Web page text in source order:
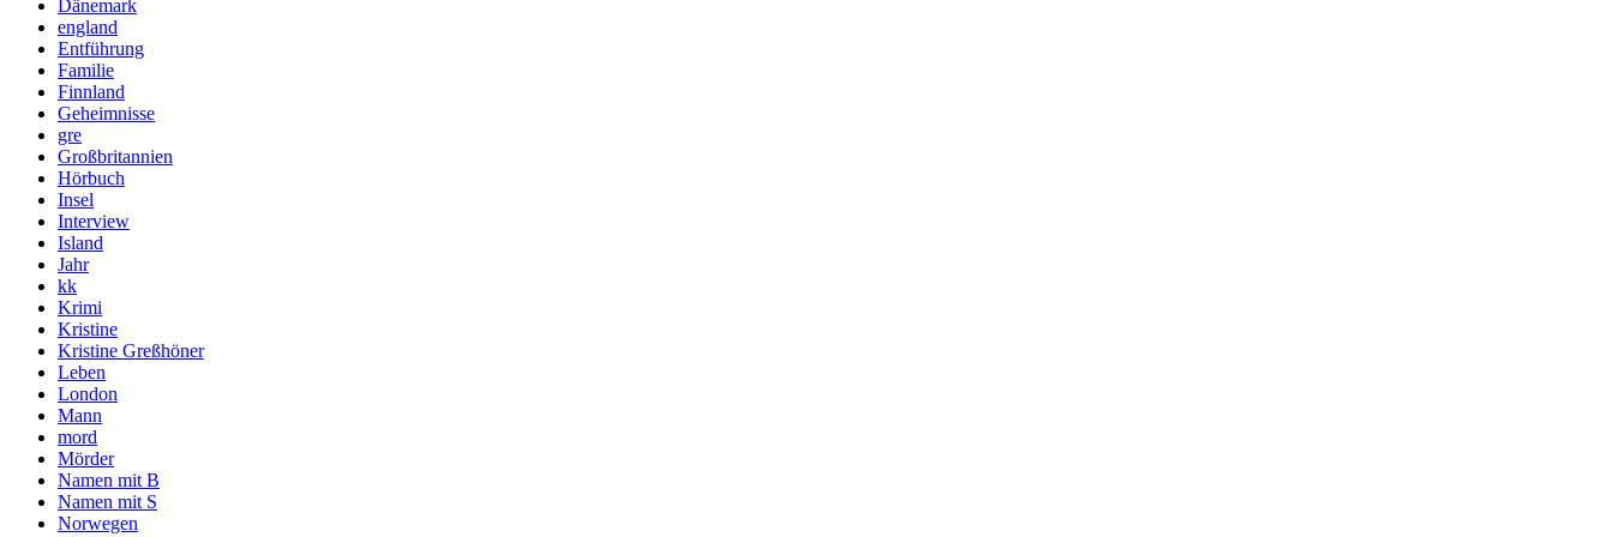
Dänemark
england
Entführung
Familie
Finnland
Geheimnisse
gre
Großbritannien
Hörbuch
Insel
Interview
Island
Jahr
kk
Krimi
Kristine
Kristine Greßhöner
Leben
London
Mann
mord
Mörder
Namen mit B
Namen mit S
Norwegen